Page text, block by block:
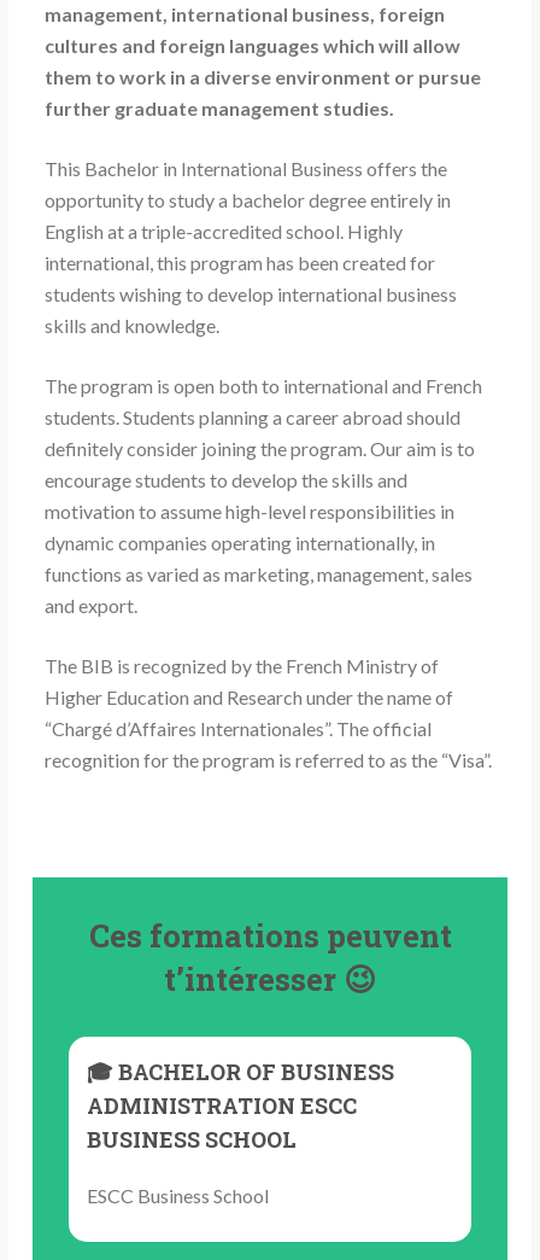
management, international business, foreign
cultures and foreign languages which will allow
them to work in a diverse environment or pursue
further graduate management studies.
This Bachelor in International Business offers the
opportunity to study a bachelor degree entirely in
English at a triple-accredited school. Highly
international, this program has been created for
students wishing to develop international business
skills and knowledge.
The program is open both to international and French
students. Students planning a career abroad should
definitely consider joining the program. Our aim is to
encourage students to develop the skills and
motivation to assume high-level responsibilities in
dynamic companies operating internationally, in
functions as varied as marketing, management, sales
and export.
The BIB is recognized by the French Ministry of
Higher Education and Research under the name of
“Chargé d’Affaires Internationales”. The official
recognition for the program is referred to as the “Visa”.
Ces formations peuvent
t’intéresser 😉
🎓 BACHELOR OF BUSINESS
ADMINISTRATION ESCC
BUSINESS SCHOOL
ESCC Business School